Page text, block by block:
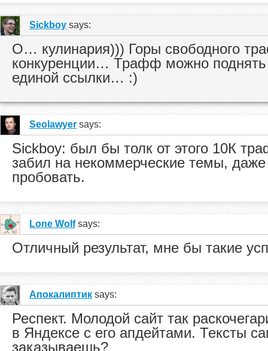
Sickboy says:
О… кулинария))) Горы свободного
конкуренции… Трафф можно поднять
единой ссылки… :)
Seolawyer says:
Sickboy: был бы толк от этого 10К
забил на некоммерческие темы, даже
пробовать.
Lone Wolf says:
Отличный результат, мне бы такие
Апокалиптик says:
Респект. Молодой сайт так
в Яндексе с его апдейтами. Тексты
заказываешь?